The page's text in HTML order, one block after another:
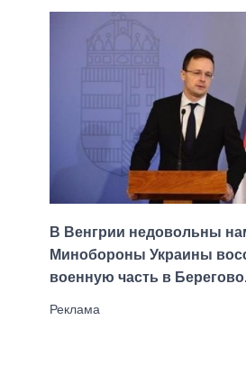
В Венгрии недовольны
Минобороны Украины
военную часть в